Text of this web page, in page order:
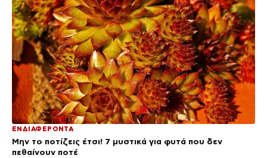
ΕΝΔΙΑΦΕΡΟΝΤΑ
Μην το ποτίζεις έτσι! 7 μυστικά για φυτά που δεν
πεθαίνουν ποτέ